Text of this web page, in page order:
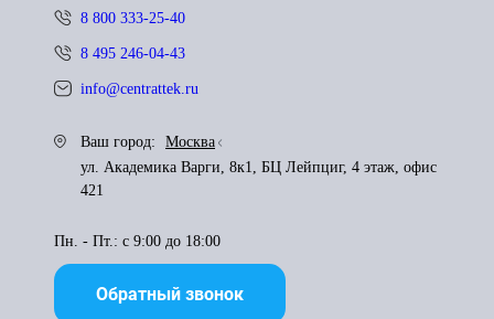
8 800 333-25-40
8 495 246-04-43
info@centrattek.ru
Ваш город:
Москва
ул. Академика Варги, 8к1, БЦ Лейпциг, 4 этаж, офис
421
Пн. - Пт.: с 9:00 до 18:00
Обратный звонок